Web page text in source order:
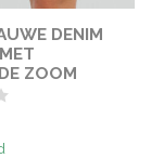
DENIM
ZOOM